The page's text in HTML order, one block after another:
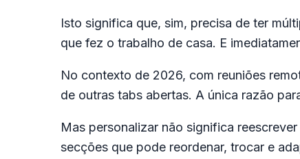
Isto significa que, sim, precisa de ter
que fez o trabalho de casa. E
No contexto de 2026, com reuniões
de outras tabs abertas. A única razão
Mas personalizar não significa
secções que pode reordenar, trocar e